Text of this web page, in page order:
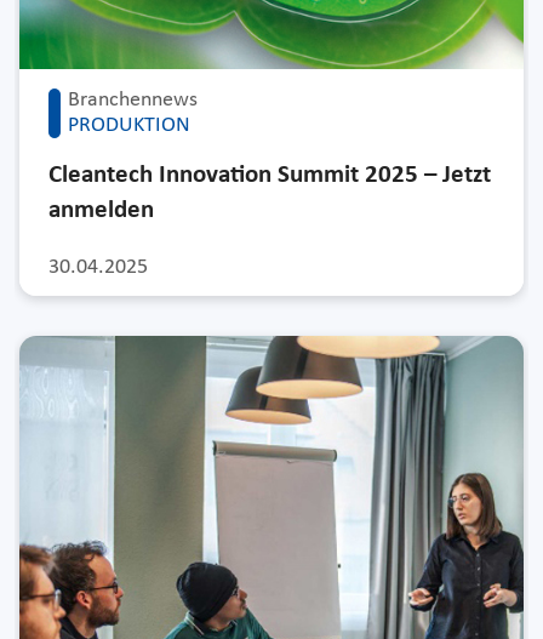
Branchennews
PRODUKTION
30.04.2025
Cleantech Innovation Summit 2025 – Jetzt
anmelden